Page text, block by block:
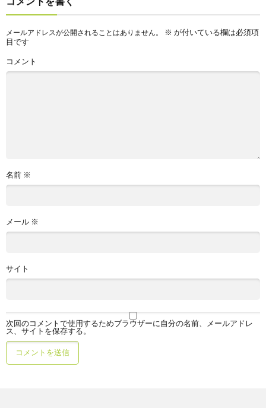
メールアドレスが公開されることはありません。 ※ が付いている欄は必須項
目です
コメント
名前 ※
メール ※
サイト
次回のコメントで使用するためブラウザーに自分の名前、メールアドレ
ス、サイトを保存する。